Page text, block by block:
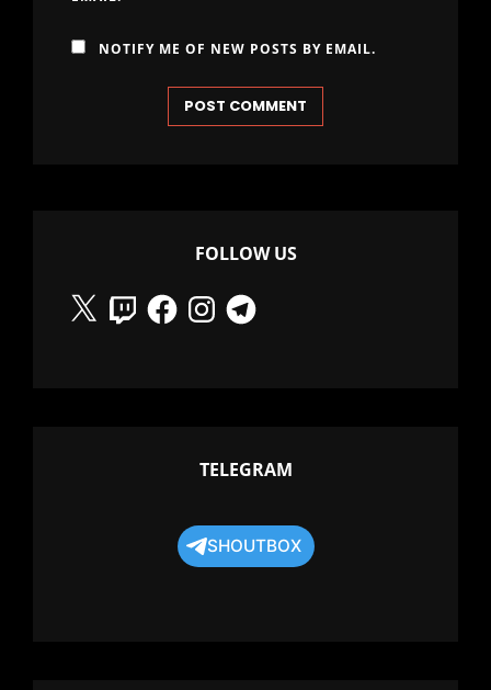
NOTIFY ME OF NEW POSTS BY EMAIL.
FOLLOW US
X
TwitchFacebookInstagramTelegram
TELEGRAM
SHOUTBOX